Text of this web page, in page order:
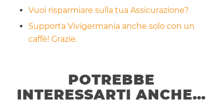
Vuoi risparmiare sulla tua Assicurazione?
Supporta Vivigermania anche solo con un
caffè! Grazie.
POTREBBE
INTERESSARTI ANCHE…